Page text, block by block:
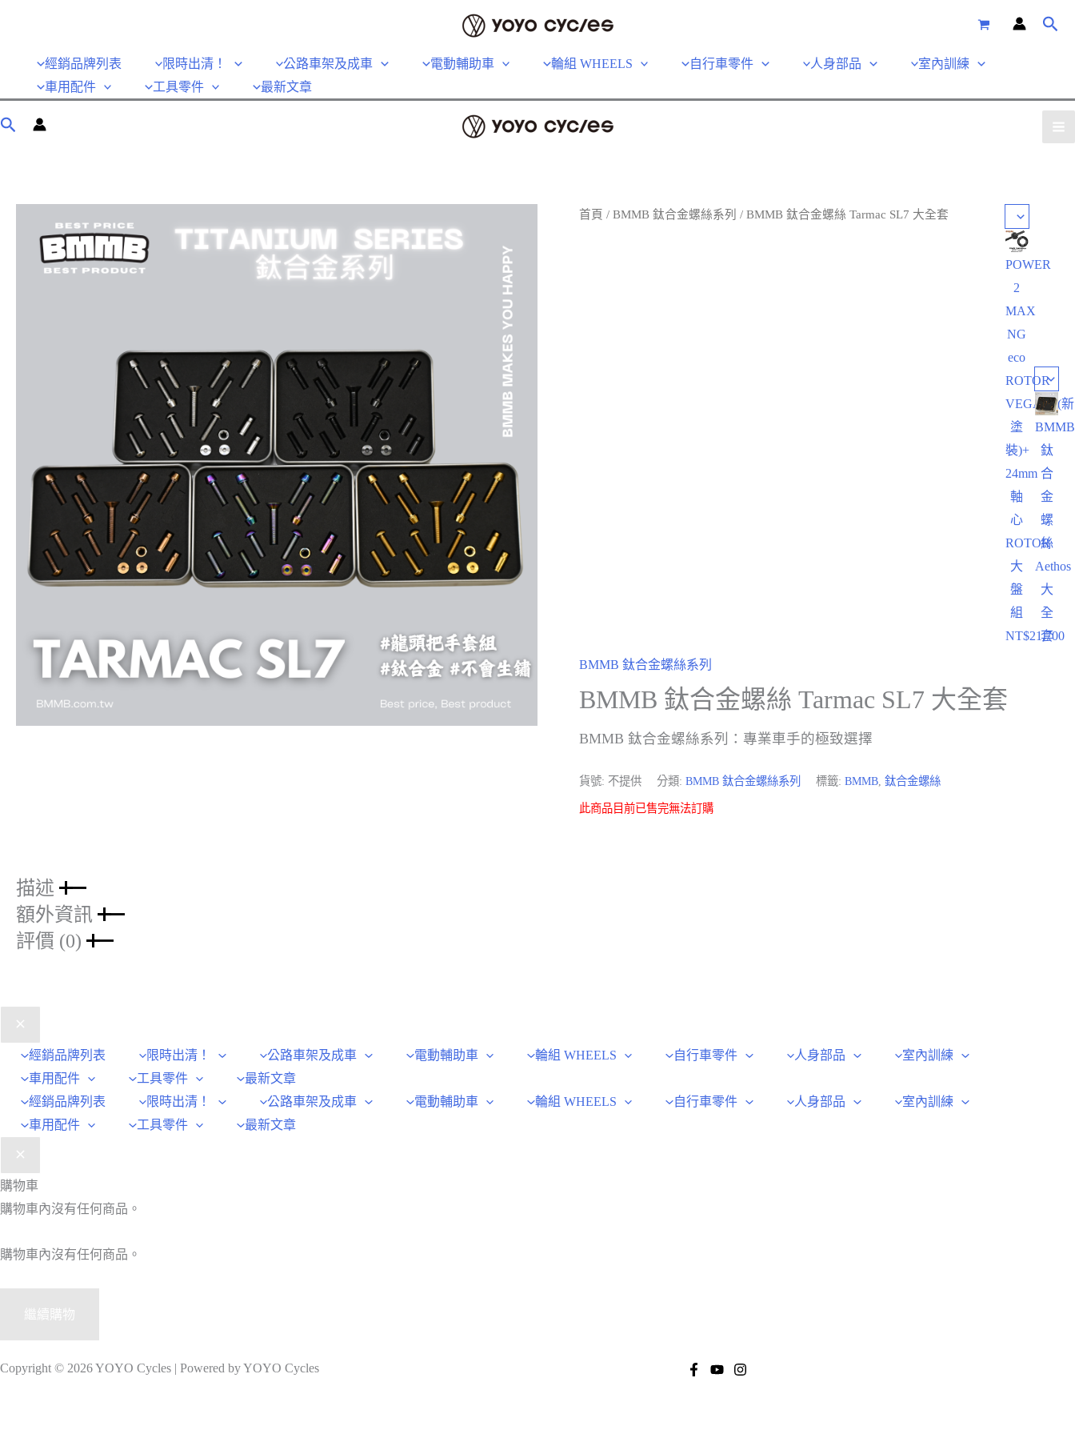
經銷品牌列表 限時出清！ 公路車架及成車 電動輔助車 輪組 WHEELS 自行車零件 人身部品
室內訓練
車用配件
工具零件 最新文章
POWER
2
MAX
NG
eco
ROTOR
VEGAST(新
塗
裝)+
24mm
軸
心
ROTOR
大
盤
組
NT$21,700
BMMB
鈦
合
金
螺
絲
Aethos
大
全
套
首頁 /BMMB 鈦合金螺絲系列 / BMMB 鈦合金螺絲 Tarmac SL7 大全套
BMMB 鈦合金螺絲系列
BMMB 鈦合金螺絲 Tarmac SL7 大全套
BMMB 鈦合金螺絲系列：專業車手的極致選擇
貨號: 不提供 分類:BMMB 鈦合金螺絲系列 標籤:BMMB,鈦合金螺絲
此商品目前已售完無法訂購
描述
額外資訊
評價 (0)
經銷品牌列表 限時出清！ 公路車架及成車 電動輔助車 輪組 WHEELS 自行車零件 人身部品
室內訓練
車用配件
工具零件
最新文章
經銷品牌列表
限時出清！ 公路車架及成車 電動輔助車 輪組 WHEELS 自行車零件 人身部品
室內訓練
車用配件
工具零件 最新文章
購物車
購物車內沒有任何商品。
購物車內沒有任何商品。
繼續購物
Copyright © 2026 YOYO Cycles | Powered by YOYO Cycles